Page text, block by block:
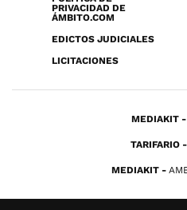
PRIVACIDAD DE
ÁMBITO.COM
EDICTOS JUDICIALES
LICITACIONES
MEDIAKIT
TARIFARIO
MEDIAKIT